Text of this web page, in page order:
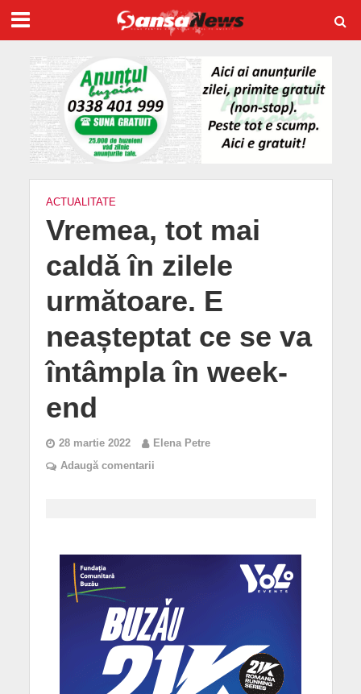
ACTUALITATE
Vremea, tot mai
caldă în zilele
următoare. E
neașteptat ce se va
întâmpla în week-
end
28 martie 2022
Elena Petre
Adaugă comentarii